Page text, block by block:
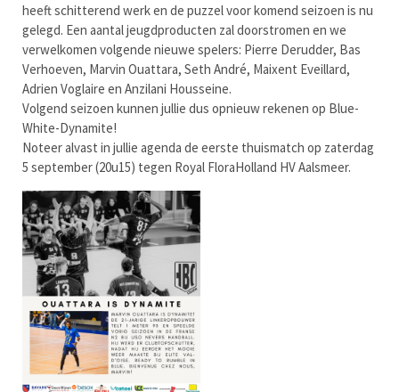
heeft schitterend werk en de puzzel voor komend seizoen is nu
gelegd. Een aantal jeugdproducten zal doorstromen en we
verwelkomen volgende nieuwe spelers: Pierre Derudder, Bas
Verhoeven, Marvin Ouattara, Seth André, Maixent Eveillard,
Adrien Voglaire en Anzilani Housseine.
Volgend seizoen kunnen jullie dus opnieuw rekenen op Blue-
White-Dynamite!
Noteer alvast in jullie agenda de eerste thuismatch op zaterdag
5 september (20u15) tegen Royal FloraHolland HV Aalsmeer.